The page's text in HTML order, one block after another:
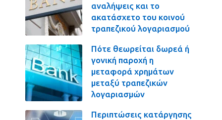
αναλήψεις και το
ακατάσχετο του κοινού
τραπεζικού λογαριασμού
Πότε θεωρείται δωρεά ή
γονική παροχή η
μεταφορά χρημάτων
μεταξύ τραπεζικών
λογαριασμών
Περιπτώσεις κατάργησης